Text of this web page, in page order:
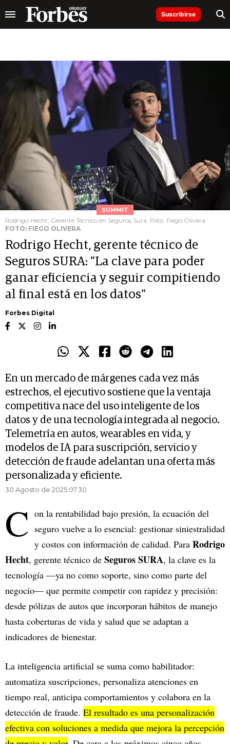
Suscribirse
SUMMIT
Rodrigo Hecht, Gerente Técnico en Seguros Sura. Foto: Fiego Olivera
FOTO: FIEGO OLIVERA
Rodrigo Hecht, gerente técnico de
Seguros SURA: "La clave para poder
ganar eficiencia y seguir compitiendo
al final está en los datos"
Forbes Digital
En un mercado de márgenes cada vez más
estrechos, el ejecutivo sostiene que la ventaja
competitiva nace del uso inteligente de los
datos y de una tecnología integrada al negocio.
Telemetría en autos, wearables en vida, y
modelos de IA para suscripción, servicio y
detección de fraude adelantan una oferta más
personalizada y eficiente.
30 Agosto de 2025 07.30
C on la rentabilidad bajo presión, la ecuación del
seguro vuelve a lo esencial: gestionar siniestralidad
y costos con información de calidad. Para Rodrigo
Hecht, gerente técnico de Seguros SURA, la clave es la
tecnología —ya no como soporte, sino como parte del
negocio— que permite competir con rapidez y precisión:
desde pólizas de autos que incorporan hábitos de manejo
hasta coberturas de vida y salud que se adaptan a
indicadores de bienestar.
La inteligencia artificial se suma como habilitador:
automatiza suscripciones, personaliza atenciones en
tiempo real, anticipa comportamientos y colabora en la
detección de fraude. El resultado es una personalización
efectiva con soluciones a medida que mejora la percepción